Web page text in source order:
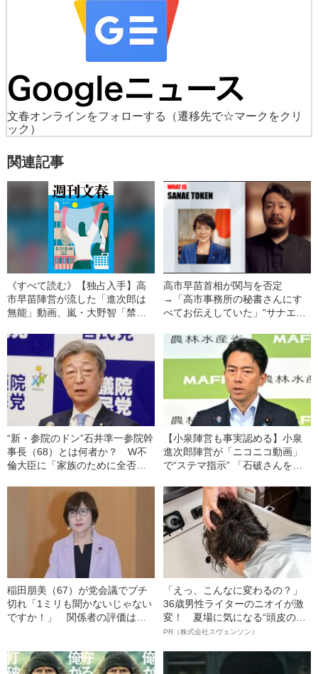
文春オンラインをフォローする
（遷移先で☆マークをクリ
ック）
関連記事
《すべて読む》【独占入手】高
市早苗陣営が流した「進次郎は
無能」動画、嵐・大野智「禁じ
紛勃発！…《今週の「週刊文
春」目次》
高市早苗首相が関与を否定
→「高市事務所の秘書さんにす
べてお伝えしていた」“サナエト
「事実は事実、そうでないこと
は違うと…」
“新・参院のドン”石井準一参院幹
事長（68）とは何者か？ W不
倫大臣に「家族のために全否定
不倫報道を経験《高市氏への本
【小泉陣営も事実認める】小泉
進次郎陣営が「ニコニコ動画」
で“ステマ指示” 「石破さんを説
メント例、高市氏への中傷も…
稲田朋美（67）が党会議でブチ
切れ「1ミリも聞かないじゃない
ですか！」 関係者の評価は分
「えっ、こんなに変わるの？」
36歳男性ライターのニオイが激
変！ 夏場に気になる“頭皮のニ
オイ”や“ベタつき”を解消す
ト”が生み出した徹底ケアとは
PR（株式会社スヴェンソン）